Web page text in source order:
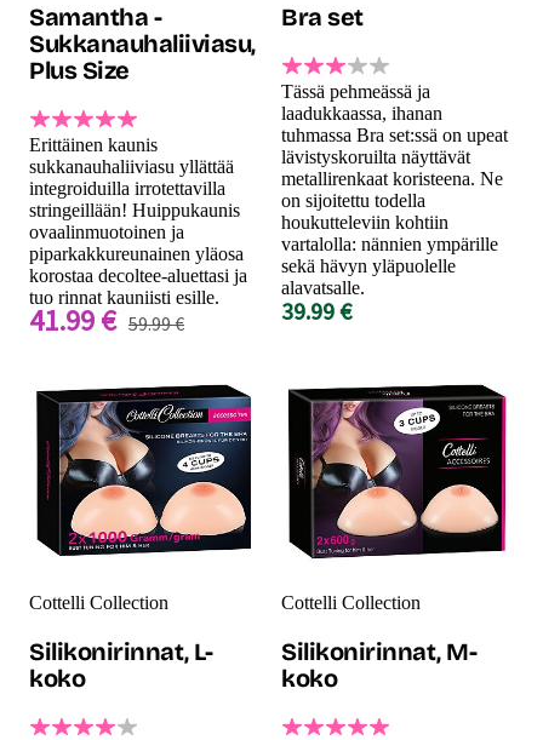
Samantha -
Sukkanauhaliiviasu,
Plus Size
Erittäinen kaunis
sukkanauhaliiviasu yllättää
integroiduilla irrotettavilla
stringeillään! Huippukaunis
ovaalinmuotoinen ja
piparkakkureunainen yläosa
korostaa decoltee-aluettasi ja
tuo rinnat kauniisti esille.
41.99 € 59.99 €
Bra set
Tässä pehmeässä ja
laadukkaassa, ihanan
tuhmassa Bra set:ssä on upeat
lävistyskoruilta näyttävät
metallirenkaat koristeena. Ne
on sijoitettu todella
houkutteleviin kohtiin
vartalolla: nännien ympärille
sekä hävyn yläpuolelle
alavatsalle.
39.99 €
Cottelli Collection
Silikonirinnat, L-
koko
Cottelli Collection
Silikonirinnat, M-
koko